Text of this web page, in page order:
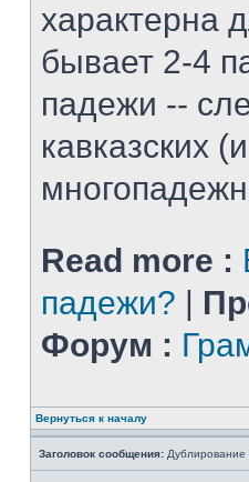
характерна
бывает 2-4
падежи --
кавказских
Read more :
падежи? |
Форум :
Вернуться к началу
Заголовок сообщения: Дублирование